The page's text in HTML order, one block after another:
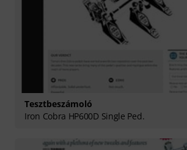
Tesztbeszámoló
Iron Cobra HP600D Single Ped.